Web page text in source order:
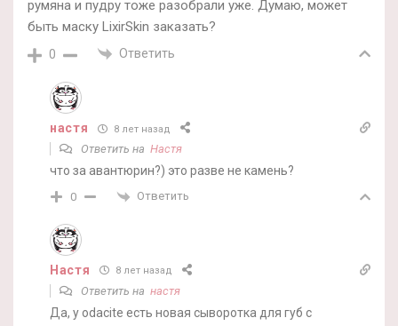
румяна и пудру тоже разобрали уже. Думаю, может
быть маску LixirSkin заказать?
0 Ответить
настя 8 лет назад
Ответить на Настя
что за авантюрин?) это разве не камень?
0 Ответить
Настя 8 лет назад
Ответить на настя
Да, у odacite есть новая сыворотка для губ с